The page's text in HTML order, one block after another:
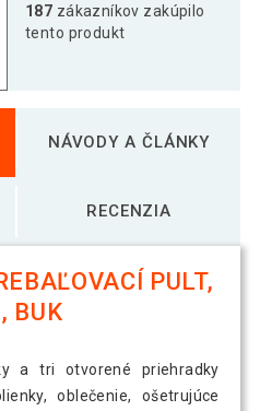
187 zákazníkov zakúpilo
tento produkt
NÁVODY A ČLÁNKY
RECENZIA
PULT,
BUK
a tri otvorené priehradky
oblečenie, ošetrujúce